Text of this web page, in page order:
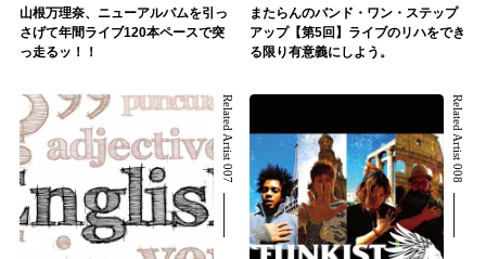
山根万理奈、ニューアルバムを引っ
さげて年間ライブ120本ペースで突
っ走るッ！！
またらんのバンド・ワン・ステップ
アップ【第5回】ライブのリハをでき
る限り有意義にしよう。
Related Artist 007 Related Artist 008